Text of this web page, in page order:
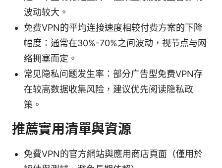
波动较大。
免费VPN的平均连接速度相较付费方案的下降
幅度：通常在30%-70%之间波动，视节点与网
络拥塞而定。
常见隐私问题发生率：部分广告型免费VPN存
在较高数据收集风险，建议优先阅读隐私政
策。
推薦實用清單與資源
免費VPN的官方網站與應用商店頁面（僅用於